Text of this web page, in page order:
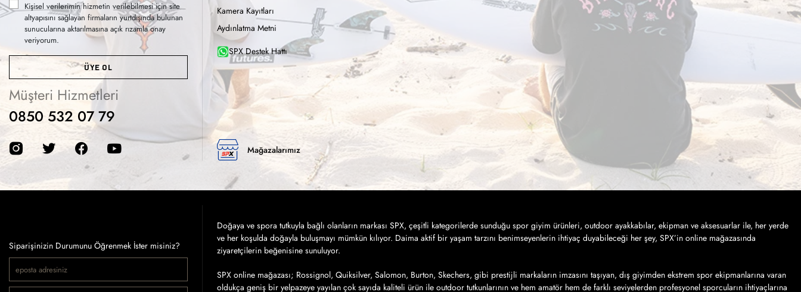
Kişisel verilerimin hizmetin verilebilmesi için site
altyapısını sağlayan firmaların yurtdışında bulunan
sunucularına aktarılmasına açık rızamla onay
veriyorum.
ÜYE OL
Müşteri Hizmetleri
0850 532 07 79
Kamera Kayıtları
Aydınlatma Metni
SPX Destek Hattı
Mağazalarımız
Siparişinizin Durumunu Öğrenmek İster misiniz?
Doğaya ve spora tutkuyla bağlı olanların markası SPX, çeşitli kategorilerde sunduğu spor giyim ürünleri, outdoor ayakkabılar, ekipman ve aksesuarlar ile, her yerde
ve her koşulda doğayla buluşmayı mümkün kılıyor. Daima aktif bir yaşam tarzını benimseyenlerin ihtiyaç duyabileceği her şey, SPX’in online mağazasında
ziyaretçilerin beğenisine sunuluyor.
SPX online mağazası; Rossignol, Quiksilver, Salomon, Burton, Skechers, gibi prestijli markaların imzasını taşıyan, dış giyimden ekstrem spor ekipmanlarına varan
oldukça geniş bir yelpazeye yayılan çok sayıda kaliteli ürün ile outdoor tutkunlarının ve hem amatör hem de farklı seviyelerden profesyonel sporcuların ihtiyaçlarına